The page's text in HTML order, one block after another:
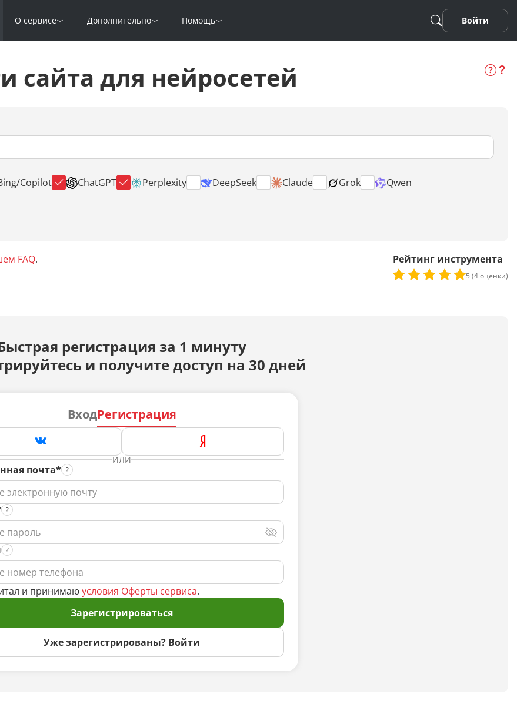
О сервисе Дополнительно
Песня
Помощь Войти
сайта для нейросетей
Copilot ChatGPT Perplexity DeepSeek Claude Grok
Qwen
FAQ. Рейтинг инструмента
5 (4 оценки)
регистрация за 1 минуту
и получите доступ на 30 дней
ВходРегистрация
ИЛИ
почта*
и принимаюусловия Оферты сервиса.
Зарегистрироваться
Уже зарегистрированы? Войти